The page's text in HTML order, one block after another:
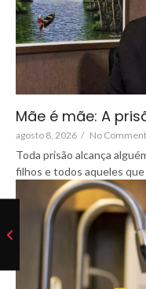
Mãe é mãe: A
agosto 8, 2026 / No
Toda prisão alcança
filhos e todos aqueles que